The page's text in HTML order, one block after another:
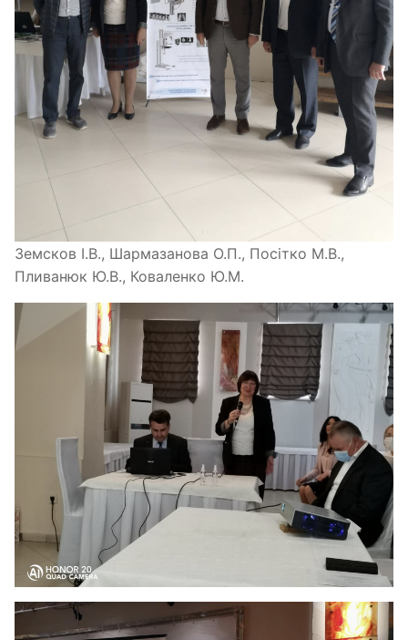
Земсков І.В., Шармазанова О.П., Посітко М.В.,
Пливанюк Ю.В., Коваленко Ю.М.